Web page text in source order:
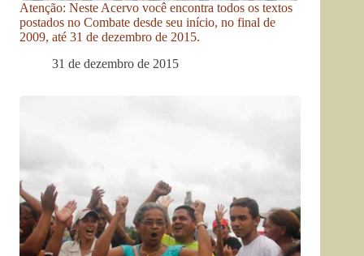
Atenção: Neste Acervo você encontra todos os textos
postados no Combate desde seu início, no final de
2009, até 31 de dezembro de 2015.
31 de dezembro de 2015